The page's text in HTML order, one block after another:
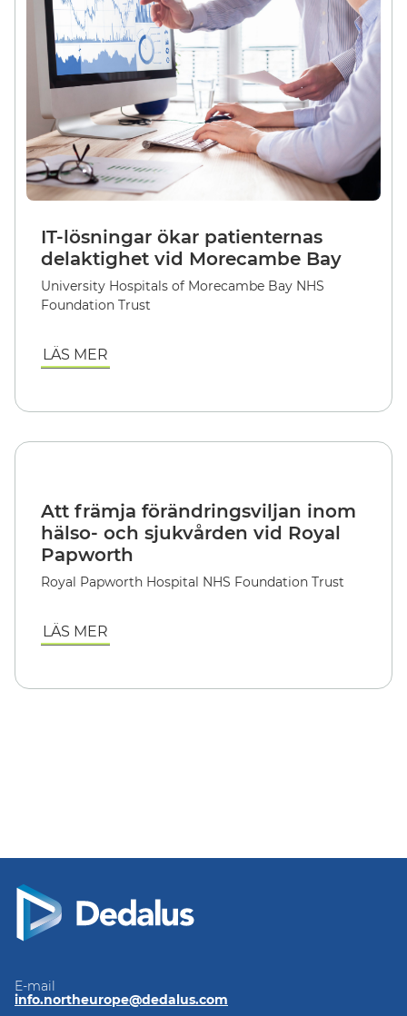
IT-lösningar ökar patienternas
delaktighet vid Morecambe Bay
University Hospitals of Morecambe Bay NHS
Foundation Trust
LÄS MER
Att främja förändringsviljan inom
hälso- och sjukvården vid Royal
Papworth
Royal Papworth Hospital NHS Foundation Trust
LÄS MER
E-mail
info.northeurope@dedalus.com